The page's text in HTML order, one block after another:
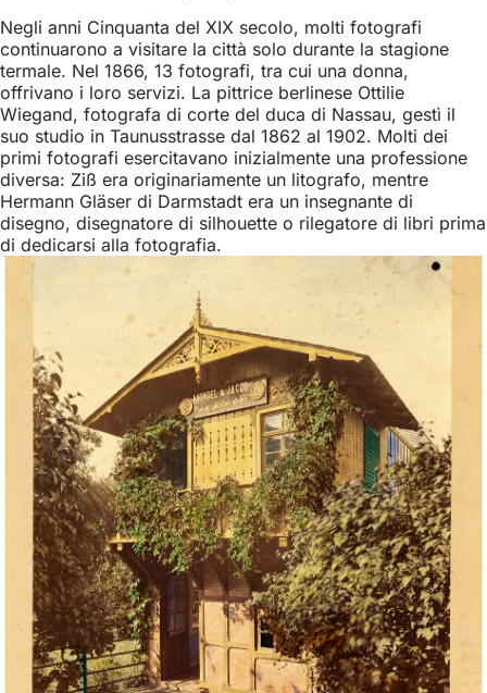
Negli anni Cinquanta del XIX secolo, molti fotografi
continuarono a visitare la città solo durante la stagione
termale. Nel 1866, 13 fotografi, tra cui una donna,
offrivano i loro servizi. La pittrice berlinese Ottilie
Wiegand, fotografa di corte del duca di Nassau, gestì il
suo studio in Taunusstrasse dal 1862 al 1902. Molti dei
primi fotografi esercitavano inizialmente una professione
diversa: Ziß era originariamente un litografo, mentre
Hermann Gläser di Darmstadt era un insegnante di
disegno, disegnatore di silhouette o rilegatore di libri prima
di dedicarsi alla fotografia.